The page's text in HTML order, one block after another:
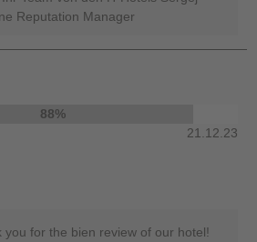
Reputation Manager
88%
21.12.23
you for the bien review of our hotel!